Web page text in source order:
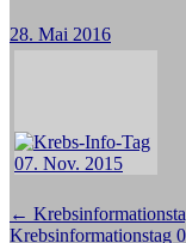
28. Mai 2016
←
Krebsinformationstag